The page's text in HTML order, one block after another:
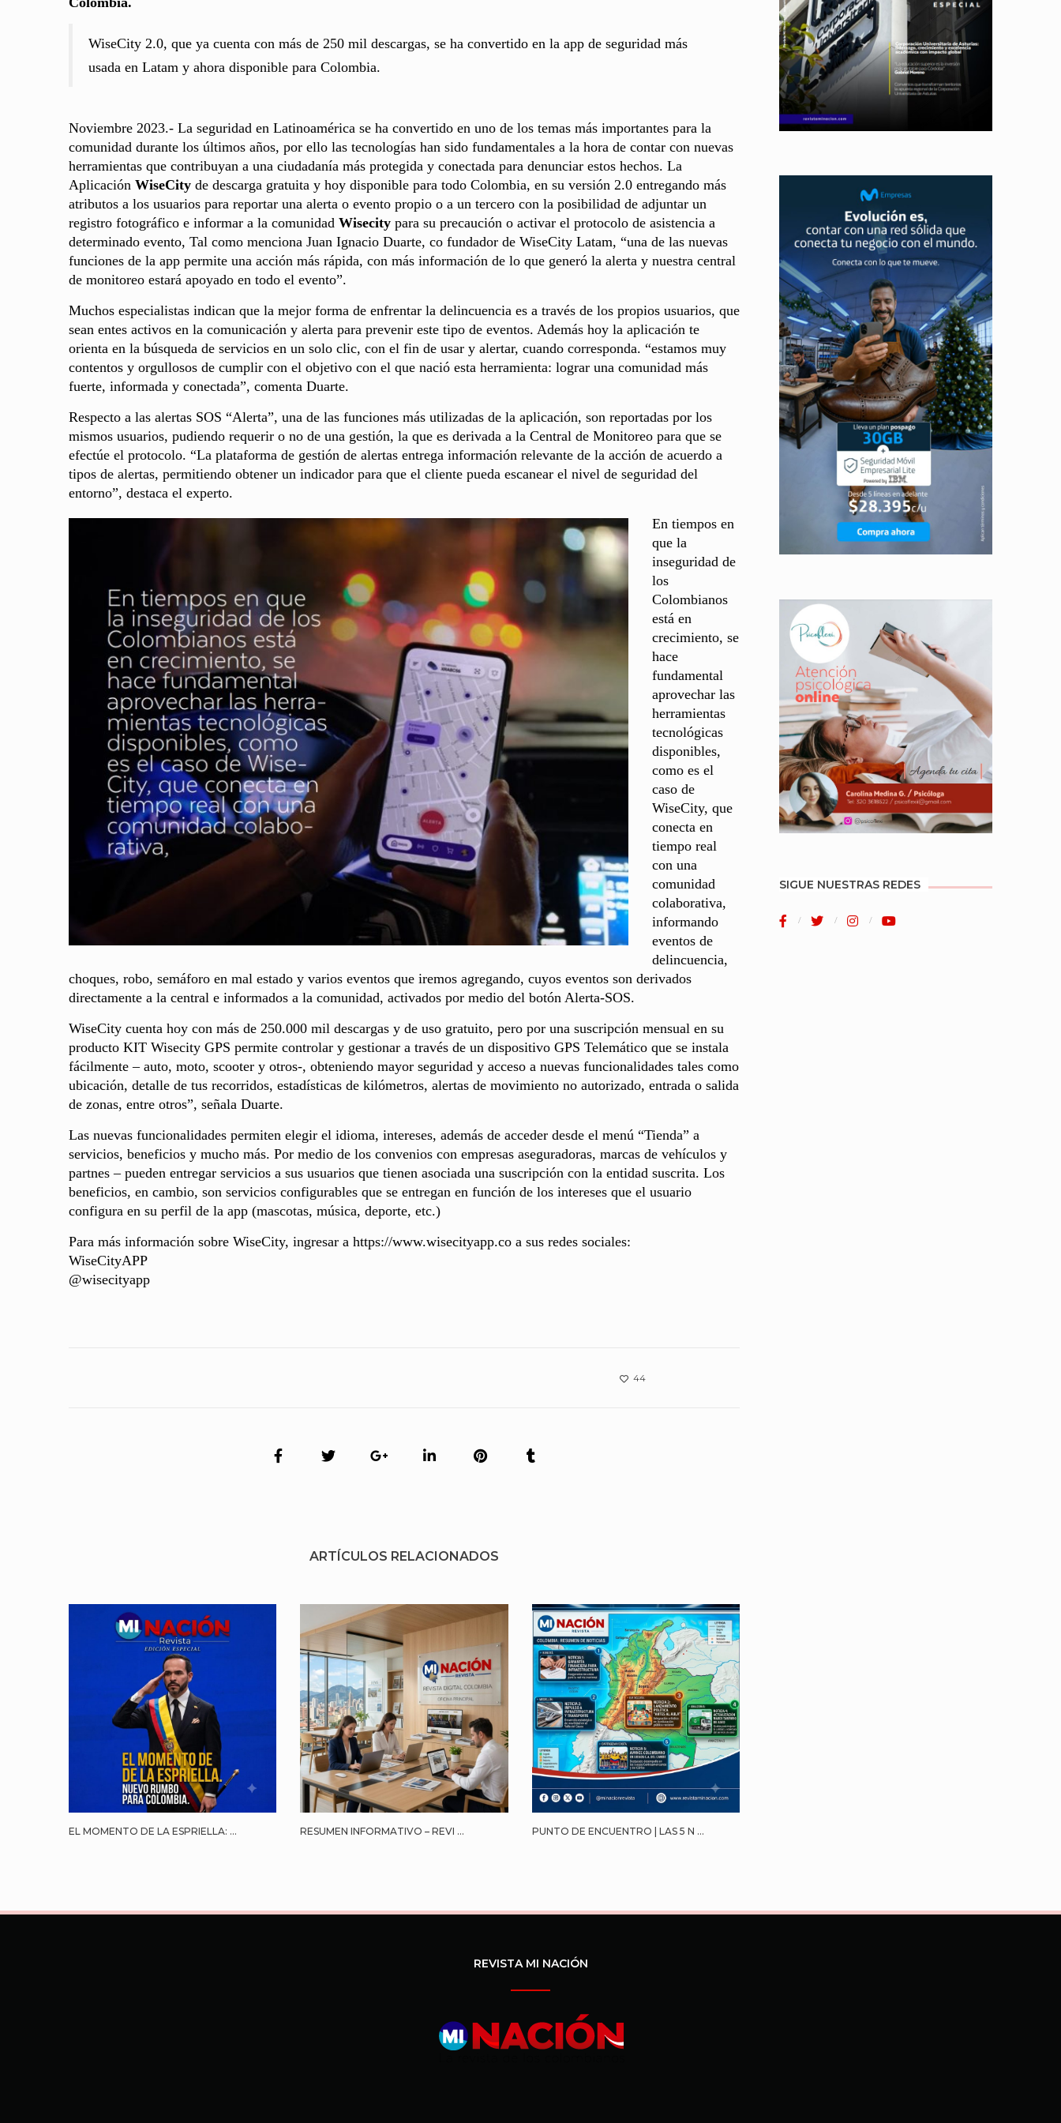
WiseCity 2.0, que ya cuenta con más de 250 mil descargas, se ha convertido en la app de seguridad más
usada en Latam y ahora disponible para Colombia.
Noviembre 2023.- La seguridad en Latinoamérica se ha convertido en uno de los temas más importantes para la
comunidad durante los últimos años, por ello las tecnologías han sido fundamentales a la hora de contar con nuevas
herramientas que contribuyan a una ciudadanía más protegida y conectada para denunciar estos hechos. La
Aplicación WiseCity de descarga gratuita y hoy disponible para todo Colombia, en su versión 2.0 entregando más
atributos a los usuarios para reportar una alerta o evento propio o a un tercero con la posibilidad de adjuntar un
registro fotográfico e informar a la comunidad Wisecity para su precaución o activar el protocolo de asistencia a
determinado evento, Tal como menciona Juan Ignacio Duarte, co fundador de WiseCity Latam, “una de las nuevas
funciones de la app permite una acción más rápida, con más información de lo que generó la alerta y nuestra central
de monitoreo estará apoyado en todo el evento”.
Muchos especialistas indican que la mejor forma de enfrentar la delincuencia es a través de los propios usuarios, que
sean entes activos en la comunicación y alerta para prevenir este tipo de eventos. Además hoy la aplicación te
orienta en la búsqueda de servicios en un solo clic, con el fin de usar y alertar, cuando corresponda. “estamos muy
contentos y orgullosos de cumplir con el objetivo con el que nació esta herramienta: lograr una comunidad más
fuerte, informada y conectada”, comenta Duarte.
Respecto a las alertas SOS “Alerta”, una de las funciones más utilizadas de la aplicación, son reportadas por los
mismos usuarios, pudiendo requerir o no de una gestión, la que es derivada a la Central de Monitoreo para que se
efectúe el protocolo. “La plataforma de gestión de alertas entrega información relevante de la acción de acuerdo a
tipos de alertas, permitiendo obtener un indicador para que el cliente pueda escanear el nivel de seguridad del
entorno”, destaca el experto.
En tiempos en
que la
inseguridad de
los
Colombianos
está en
crecimiento, se
hace
fundamental
aprovechar las
herramientas
tecnológicas
disponibles,
como es el
caso de
WiseCity, que
conecta en
tiempo real
con una
comunidad
colaborativa,
informando
eventos de
delincuencia,
choques, robo, semáforo en mal estado y varios eventos que iremos agregando, cuyos eventos son derivados
directamente a la central e informados a la comunidad, activados por medio del botón Alerta-SOS.
WiseCity cuenta hoy con más de 250.000 mil descargas y de uso gratuito, pero por una suscripción mensual en su
producto KIT Wisecity GPS permite controlar y gestionar a través de un dispositivo GPS Telemático que se instala
fácilmente – auto, moto, scooter y otros-, obteniendo mayor seguridad y acceso a nuevas funcionalidades tales como
ubicación, detalle de tus recorridos, estadísticas de kilómetros, alertas de movimiento no autorizado, entrada o salida
de zonas, entre otros”, señala Duarte.
Las nuevas funcionalidades permiten elegir el idioma, intereses, además de acceder desde el menú “Tienda” a
servicios, beneficios y mucho más. Por medio de los convenios con empresas aseguradoras, marcas de vehículos y
partnes – pueden entregar servicios a sus usuarios que tienen asociada una suscripción con la entidad suscrita. Los
beneficios, en cambio, son servicios configurables que se entregan en función de los intereses que el usuario
configura en su perfil de la app (mascotas, música, deporte, etc.)
Para más información sobre WiseCity, ingresar a https://www.wisecityapp.co a sus redes sociales:
WiseCityAPP
@wisecityapp
44
ARTÍCULOS RELACIONADOS
EL MOMENTO DE LA ESPRIELLA: ... RESUMEN INFORMATIVO – REVI ... PUNTO DE ENCUENTRO | LAS 5 N ...
SIGUE NUESTRAS REDES
REVISTA MI NACIÓN